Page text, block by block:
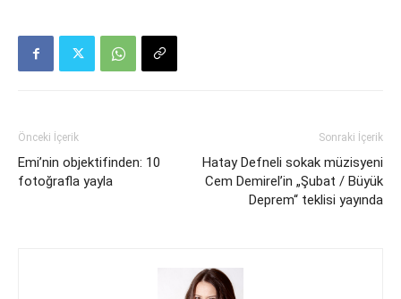
Önceki İçerik
Emi’nin objektifinden: 10
fotoğrafla yayla
Sonraki İçerik
Hatay Defneli sokak müzisyeni
Cem Demirel’in „Şubat / Büyük
Deprem“ teklisi yayında